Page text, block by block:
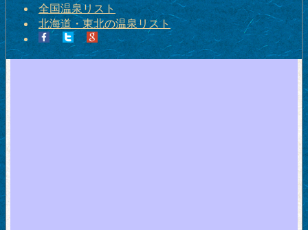
全国温泉リスト
北海道・東北の温泉リスト